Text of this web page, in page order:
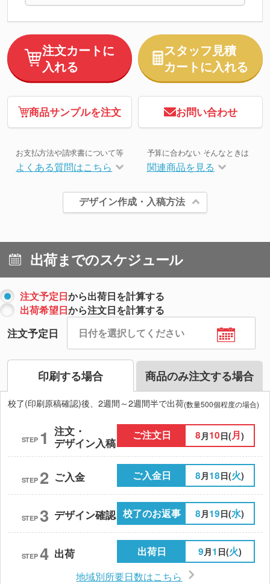
注文カートに
入れる
スタッフ見積
カートに入れる
商品サンプルを注文 お問い合わせ
お支払方法や請求書について等
よくある質問はこちら
予算に合わない そんなときは
関連商品を見る
デザイン作成・入稿方法
出荷までのスケジュール
注文予定日から出荷日を計算する
出荷希望日から注文日を計算する
注文予定日
印刷する場合 商品のみ注文する場合
校了(印刷原稿確認)後、2週間～2週間半で出荷(数量500個程度の場合)
STEP 1 注文・
デザイン入稿
ご注文日 8 月10日(月)
STEP 2 ご入金 ご入金日 8月18日(火)
STEP 3 デザイン確認 校了のお返事 8月19日(水)
STEP 4 出荷 出荷日 9月1 日(火)
地域別所要日数はこちら